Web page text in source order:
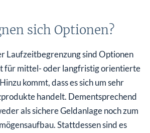
sich Optionen?
Laufzeitbegrenzung sind Optionen
für mittel- oder langfristig orientierte
kommt, dass es sich um sehr
handelt. Dementsprechend
als sichere Geldanlage noch zum
Stattdessen sind es